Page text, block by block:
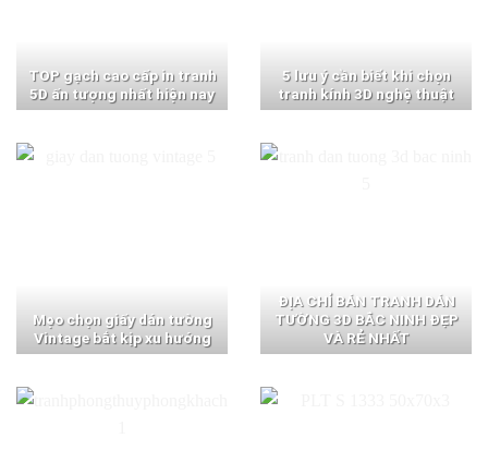
TOP gạch cao cấp in tranh
5D ấn tượng nhất hiện nay
5 lưu ý cần biết khi chọn
tranh kính 3D nghệ thuật
Mẹo chọn giấy dán tường
Vintage bắt kịp xu hướng
ĐỊA CHỈ BÁN TRANH DÁN
TƯỜNG 3D BẮC NINH ĐẸP
VÀ RẺ NHẤT